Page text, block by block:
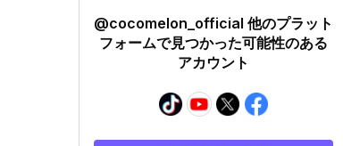
@cocomelon_official 他のプラット
フォームで見つかった可能性のある
アカウント